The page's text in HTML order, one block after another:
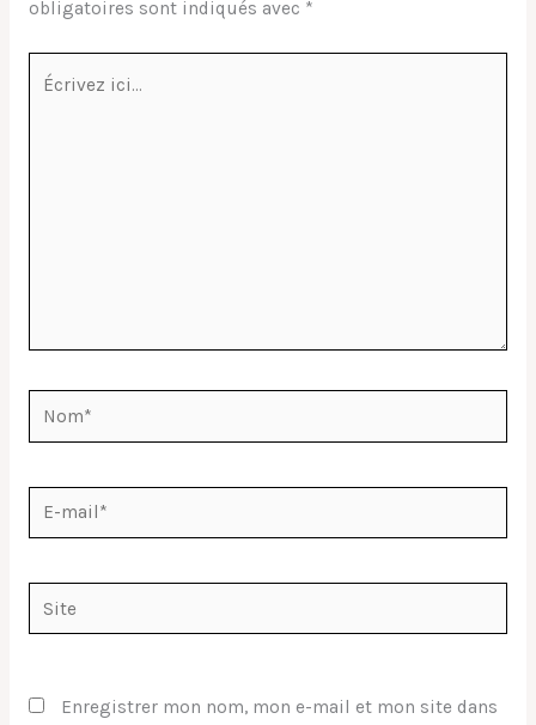
obligatoires sont indiqués avec *
Écrivez
Nom*
E-
mail*
Site
Enregistrer mon nom, mon e-mail et mon site dans